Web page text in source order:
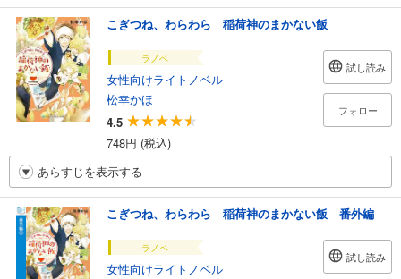
こぎつね、わらわら 稲荷神のまかない飯
ラノベ
女性向けライトノベル
松幸かほ
4.5
748円 (税込)
試し読み
フォロー
あらすじを表示する
こぎつね、わらわら 稲荷神のまかない飯 番外編
ラノベ
女性向けライトノベル
試し読み